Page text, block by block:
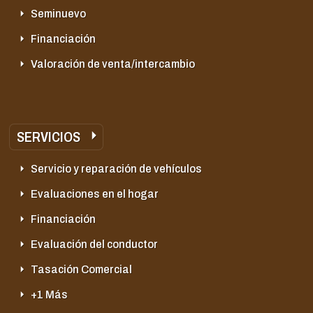
Seminuevo
Financiación
Valoración de venta/intercambio
SERVICIOS
Servicio y reparación de vehículos
Evaluaciones en el hogar
Financiación
Evaluación del conductor
Tasación Comercial
+1 Más